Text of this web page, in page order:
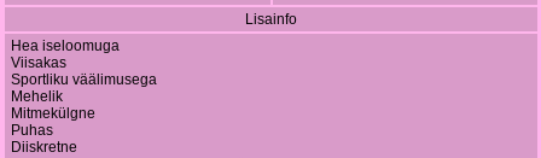
Lisainfo
Hea iseloomuga
Viisakas
Sportliku väälimusega
Mehelik
Mitmekülgne
Puhas
Diiskretne